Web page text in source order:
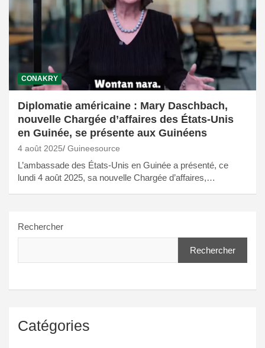
CONAKRY
Diplomatie américaine : Mary Daschbach,
nouvelle Chargée d’affaires des États-Unis
en Guinée, se présente aux Guinéens
4 août 2025 Guineesource
L’ambassade des États-Unis en Guinée a présenté, ce
lundi 4 août 2025, sa nouvelle Chargée d’affaires,…
Rechercher
Rechercher
Catégories